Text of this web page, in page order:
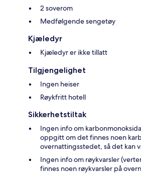
2 soverom
Medfølgende sengetøy
Kjæledyr
Kjæledyr er ikke tillatt
Tilgjengelighet
Ingen heiser
Røykfritt hotell
Sikkerhetstiltak
Ingen info om
oppgitt om det finnes noen
overnattingsstedet, så det kan
Ingen info om røykvarsler
finnes noen røykvarsler på